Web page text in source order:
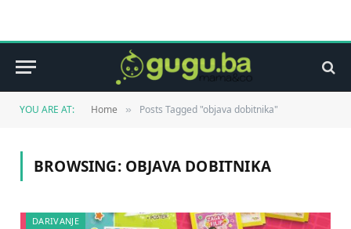
YOU ARE AT: Home » Posts Tagged "objava dobitnika"
BROWSING: OBJAVA DOBITNIKA
DARIVANJE